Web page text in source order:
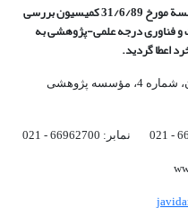
بررسی
و فناوری درجه علمی‌-پژوهشیبه
اعطا گردید.
آدرس : تهــران، خ نوفل لوشاتو، خ آراکلیان، شماره 4،‌ مؤسسه پژوهشی